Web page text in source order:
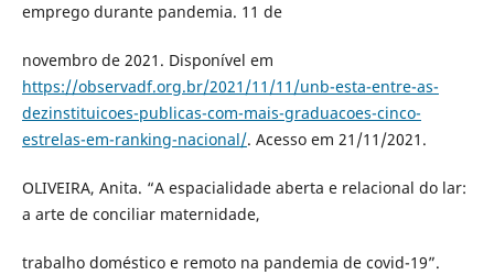
emprego durante pandemia. 11 de
novembro de 2021. Disponível em
https://observadf.org.br/2021/11/11/unb-esta-entre-as-
dezinstituicoes-publicas-com-mais-graduacoes-cinco-
estrelas-em-ranking-nacional/. Acesso em 21/11/2021.
OLIVEIRA, Anita. “A espacialidade aberta e relacional do lar:
a arte de conciliar maternidade,
trabalho doméstico e remoto na pandemia de covid-19”.